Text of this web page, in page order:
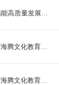
中国（山东）储能高质量发展大会暨展览会招标通知
yabo.com深圳市海腾文化教育有限公司股份有限公司数字化展厅升级改造招标通知
yabo.com深圳市海腾文化教育有限公司股份有限公司员工工装采购项目招标公告